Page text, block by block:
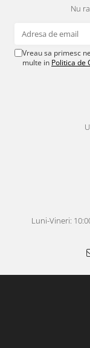
Nu
Vreau sa primesc
multe in Politica de
Luni-Vineri: